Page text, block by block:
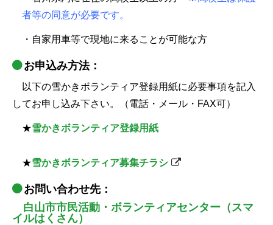
者等の同意が必要です。
・自家用車等で現地に来ることが可能な方
お申込み方法：
以下の雪かきボランティア登録用紙に必要事項を記入
してお申し込み下さい。（電話・メール・FAX可）
★雪かきボランティア登録用紙
★雪かきボランティア募集チラシ
お問い合わせ先：
白山市市民活動・ボランティアセンター（スマ
イルはくさん）